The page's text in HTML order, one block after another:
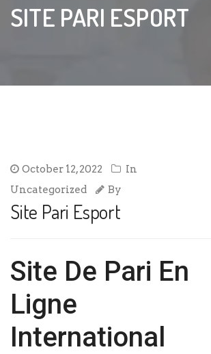
SITE PARI ESPORT
October 12, 2022
In
Uncategorized
By
Site Pari Esport
Site De Pari En
Ligne
International